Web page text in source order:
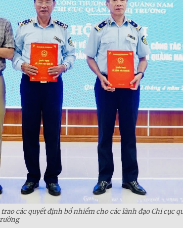
các quyết định bổ nhiểm cho các lãnh đạo Chi cục